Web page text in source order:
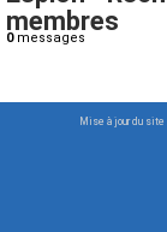
membres
0messages
Mise à jour du site